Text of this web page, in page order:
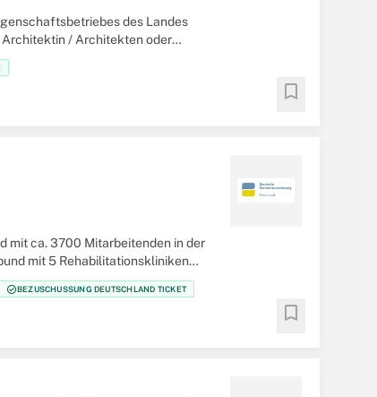
des Landes
Architektin / Architekten oder
bookmark
mit ca. 3700 Mitarbeitenden in der
mit 5 Rehabilitationskliniken
check_circleBEZUSCHUSSUNG DEUTSCHLAND TICKET
bookmark